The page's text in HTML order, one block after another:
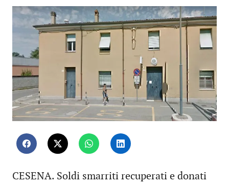
CESENA. Soldi smarriti recuperati e donati